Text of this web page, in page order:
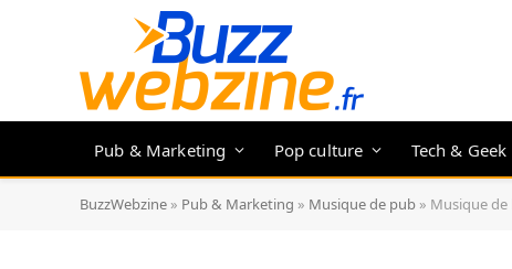
Pub & Marketing Pop culture Tech & Geek
BuzzWebzine » Pub & Marketing » Musique de pub » Musique de